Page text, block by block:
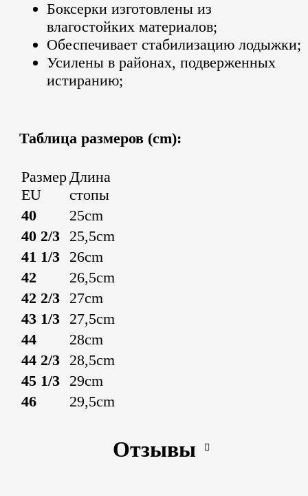
Боксерки изготовлены из
влагостойких материалов;
Обеспечивает стабилизацию лодыжки;
Усилены в районах, подверженных
истиранию;
Таблица размеров (cm):
Размер
EU
Длина
стопы
40
25cm
40 2/3 25,5cm
41 1/3 26cm
42
26,5cm
42 2/3 27cm
43 1/3 27,5cm
44
28cm
44 2/3 28,5cm
45 1/3 29cm
46
29,5cm
Отзывы